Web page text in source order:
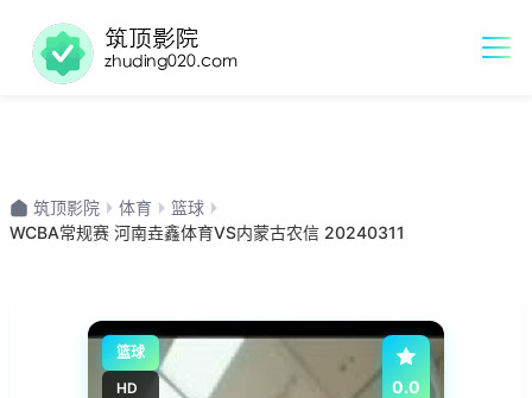
筑顶影院 体育
篮球
WCBA常规赛 河南垚鑫体育VS内蒙古农信 20240311
篮球
HD
0.0